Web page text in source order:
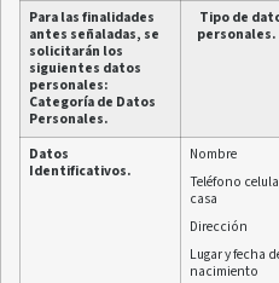
Para las finalidades
antes señaladas, se
solicitarán los
siguientes datos
personales:
Categoría de Datos
Personales.
Tipo de
personales.
Datos
Identificativos.
Nombre
Teléfono
casa
Dirección
Lugar y fecha
nacimiento